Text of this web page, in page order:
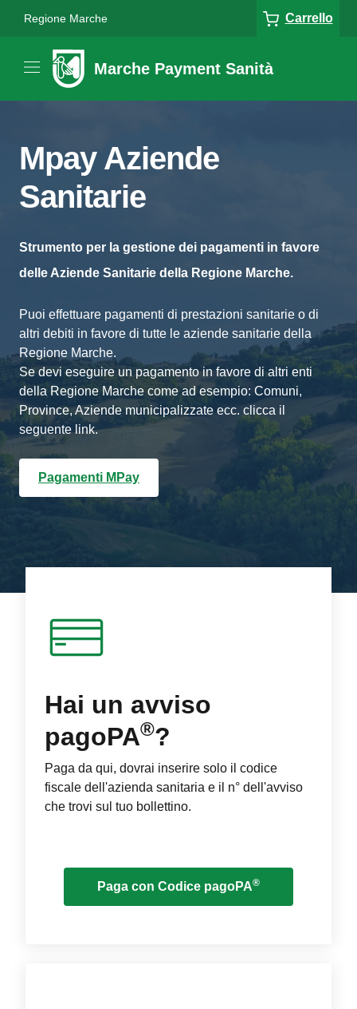
Regione Marche Carrello
Marche Payment Sanità
Mpay Aziende
Sanitarie
Strumento per la gestione dei pagamenti in favore
delle Aziende Sanitarie della Regione Marche.
Puoi effettuare pagamenti di prestazioni sanitarie o di
altri debiti in favore di tutte le aziende sanitarie della
Regione Marche.
Se devi eseguire un pagamento in favore di altri enti
della Regione Marche come ad esempio: Comuni,
Province, Aziende municipalizzate ecc. clicca il
seguente link.
Pagamenti MPay
Hai un avviso
pagoPA®?
Paga da qui, dovrai inserire solo il codice
fiscale dell'azienda sanitaria e il n° dell'avviso
che trovi sul tuo bollettino.
Paga con Codice pagoPA®